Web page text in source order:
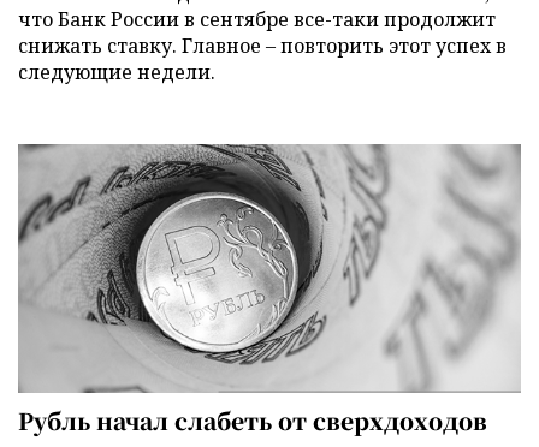
что Банк России в сентябре все-таки продолжит
снижать ставку. Главное – повторить этот успех в
следующие недели.
Рубль начал слабеть от сверхдоходов